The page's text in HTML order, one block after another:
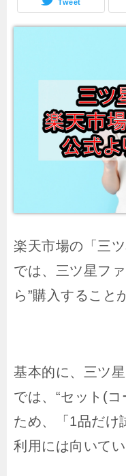
Tweet
楽天市場の「三
では、三ツ星フ
ら”購入すること
基本的に、三ツ
では、“セット(
ため、「1品だけ
利用には向いてい